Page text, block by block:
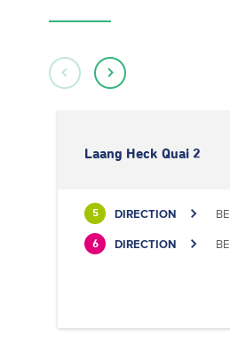
Laang Heck Quai 2
5 DIRECTION
6 DIRECTION